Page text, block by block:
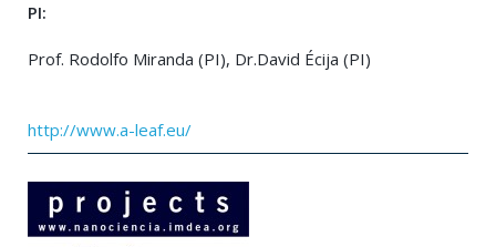
PI:
Prof. Rodolfo Miranda (PI), Dr.David Écija (PI)
http://www.a-leaf.eu/